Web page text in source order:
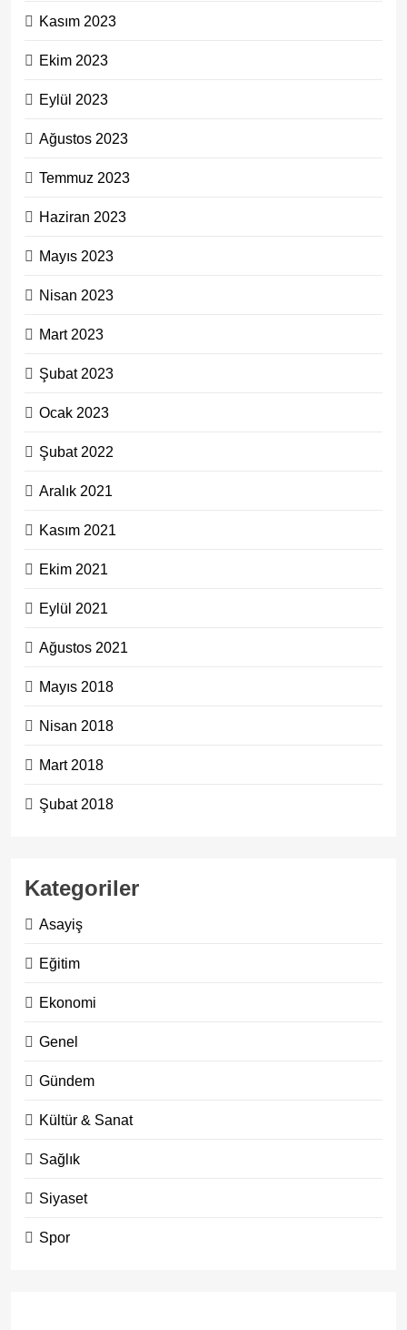
Kasım 2023
Ekim 2023
Eylül 2023
Ağustos 2023
Temmuz 2023
Haziran 2023
Mayıs 2023
Nisan 2023
Mart 2023
Şubat 2023
Ocak 2023
Şubat 2022
Aralık 2021
Kasım 2021
Ekim 2021
Eylül 2021
Ağustos 2021
Mayıs 2018
Nisan 2018
Mart 2018
Şubat 2018
Kategoriler
Asayiş
Eğitim
Ekonomi
Genel
Gündem
Kültür & Sanat
Sağlık
Siyaset
Spor